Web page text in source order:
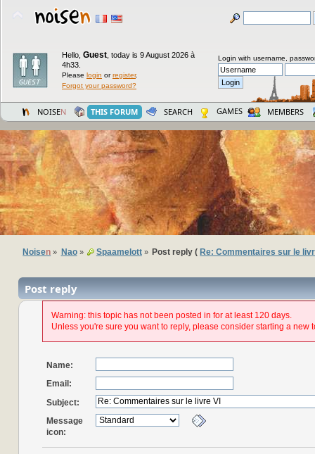
Hello, Guest today is 9 August 2026 à
4h33.
Please login orregister.
Forgot your password?
Login with username,
NOISEN THIS FORUM SEARCH GAMES MEMBERS
Noisen » Nao» Spaamelott» Post reply ( Re: Commentaires sur le
Post reply
Warning: this topic has not been posted in for at least 120 days.
Unless you're sure you want to reply, please consider starting a new
Name:
Email:
Subject:
Message
icon: